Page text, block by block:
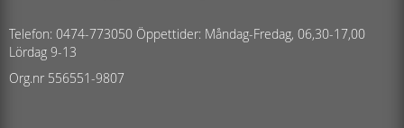
Telefon: 0474-773050 Öppettider: Måndag-Fredag, 06,30-17,00
Lördag 9-13
Org.nr 556551-9807